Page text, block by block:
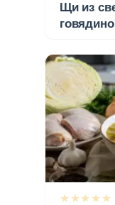
Щи из
★★★★★